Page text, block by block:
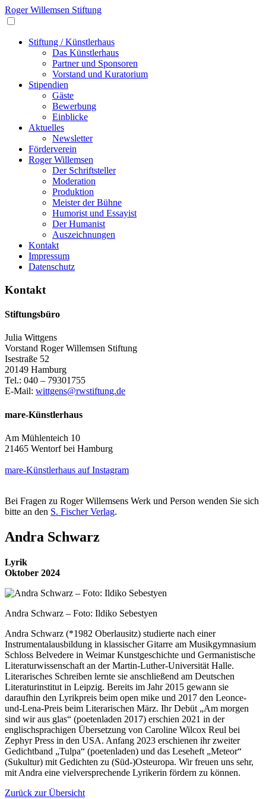
Roger Willemsen Stiftung
Stiftung / Künstlerhaus
Das Künstlerhaus
Partner und Sponsoren
Vorstand und Kuratorium
Stipendien
Gäste
Bewerbung
Einblicke
Aktuelles
Newsletter
Förderverein
Roger Willemsen
Der Schriftsteller
Moderation
Produktion
Meister der Bühne
Humorist und Essayist
Der Humanist
Auszeichnungen
Kontakt
Impressum
Datenschutz
Kontakt
Stiftungsbüro
Julia Wittgens
Vorstand Roger Willemsen Stiftung
Isestraße 52
20149 Hamburg
Tel.: 040 – 79301755
E-Mail: wittgens@rwstiftung.de
mare-Künstlerhaus
Am Mühlenteich 10
21465 Wentorf bei Hamburg
mare-Künstlerhaus auf Instagram
Bei Fragen zu Roger Willemsens Werk und Person wenden Sie sich
bitte an den S. Fischer Verlag.
Andra Schwarz
Lyrik
Oktober 2024
Andra Schwarz – Foto: Ildiko Sebestyen
Andra Schwarz (*1982 Oberlausitz) studierte nach einer
Instrumentalausbildung in klassischer Gitarre am Musikgymnasium
Schloss Belvedere in Weimar Kunstgeschichte und Germanistische
Literaturwissenschaft an der Martin-Luther-Universität Halle.
Literarisches Schreiben lernte sie anschließend am Deutschen
Literaturinstitut in Leipzig. Bereits im Jahr 2015 gewann sie
daraufhin den Lyrikpreis beim open mike und 2017 den Leonce-
und-Lena-Preis beim Literarischen März. Ihr Debüt „Am morgen
sind wir aus glas“ (poetenladen 2017) erschien 2021 in der
englischsprachigen Übersetzung von Caroline Wilcox Reul bei
Zephyr Press in den USA. Anfang 2023 erschienen ihr zweiter
Gedichtband „Tulpa“ (poetenladen) und das Leseheft „Meteor“
(Sukultur) mit Gedichten zu (Süd-)Osteuropa. Wir freuen uns sehr,
mit Andra eine vielversprechende Lyrikerin fördern zu können.
Zurück zur Übersicht